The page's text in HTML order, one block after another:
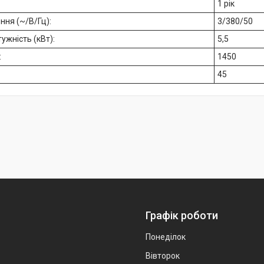
1 рік
(~/В/Гц):
3/380/50
(кВт):
5,5
1450
45
Графік роботи
Понеділок
Вівторок